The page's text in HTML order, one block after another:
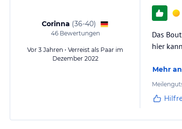
Corinna (36-40)
46Bewertungen
Vor 3 Jahren • Verreist als Paar im
Dezember 2022
Das
hier
Mehr